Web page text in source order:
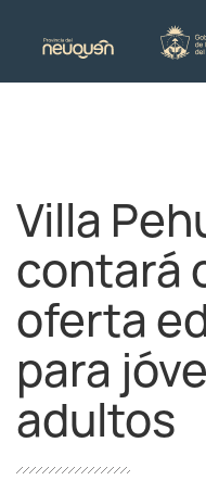
Villa
contará
oferta
para
adultos